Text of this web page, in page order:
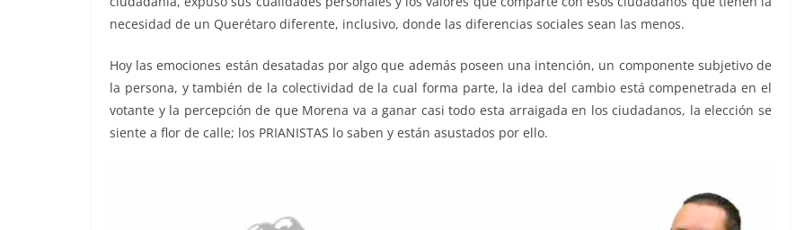
necesidad de un Querétaro diferente, inclusivo, donde las diferencias sociales sean las menos.
Hoy las emociones están desatadas por algo que además poseen una intención, un componente subjetivo de
la persona, y también de la colectividad de la cual forma parte, la idea del cambio está compenetrada en el
votante y la percepción de que Morena va a ganar casi todo esta arraigada en los ciudadanos, la elección se
siente a flor de calle; los PRIANISTAS lo saben y están asustados por ello.